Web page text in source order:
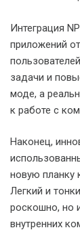
ASUS
выглядеть
не просто
элегантный
сочетании с